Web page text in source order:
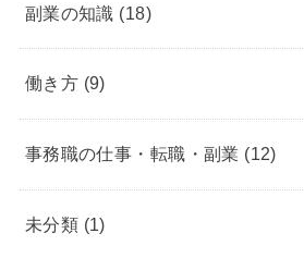
副業の知識 (18)
働き方 (9)
事務職の仕事・転職・副業 (12)
未分類 (1)